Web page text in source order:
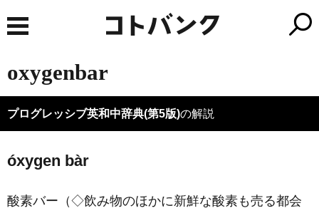
oxygenbar
プログレッシブ英和中辞典(第5版)の解説
óxygen bàr
酸素バー（◇飲み物のほかに新鮮な酸素も売る都会